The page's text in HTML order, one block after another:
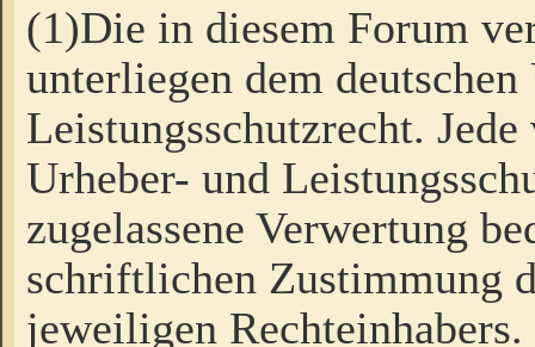
(1)Die in diesem Forum
unterliegen dem
Leistungsschutzrecht.
Urheber- und
zugelassene Verwertung
schriftlichen Zustimmung
jeweiligen